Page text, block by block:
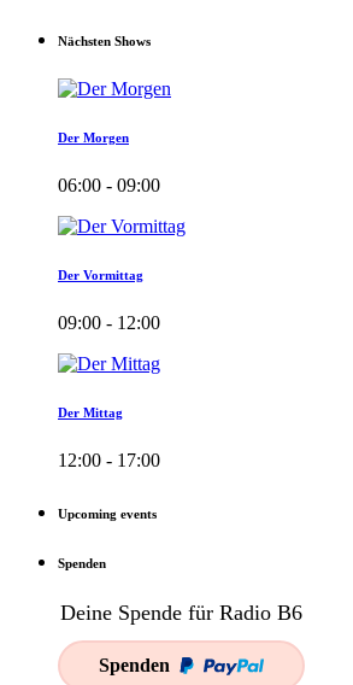
Nächsten Shows
Der Morgen
06:00 - 09:00
Der Vormittag
09:00 - 12:00
Der Mittag
12:00 - 17:00
Upcoming events
Spenden
Deine Spende für Radio B6
Spenden